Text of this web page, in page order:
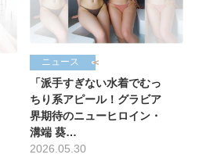
ニュース
「派手すぎない水着でむっ
ちり系アピール！グラビア
界期待のニューヒロイン・
溝端 葵…
2026.05.30